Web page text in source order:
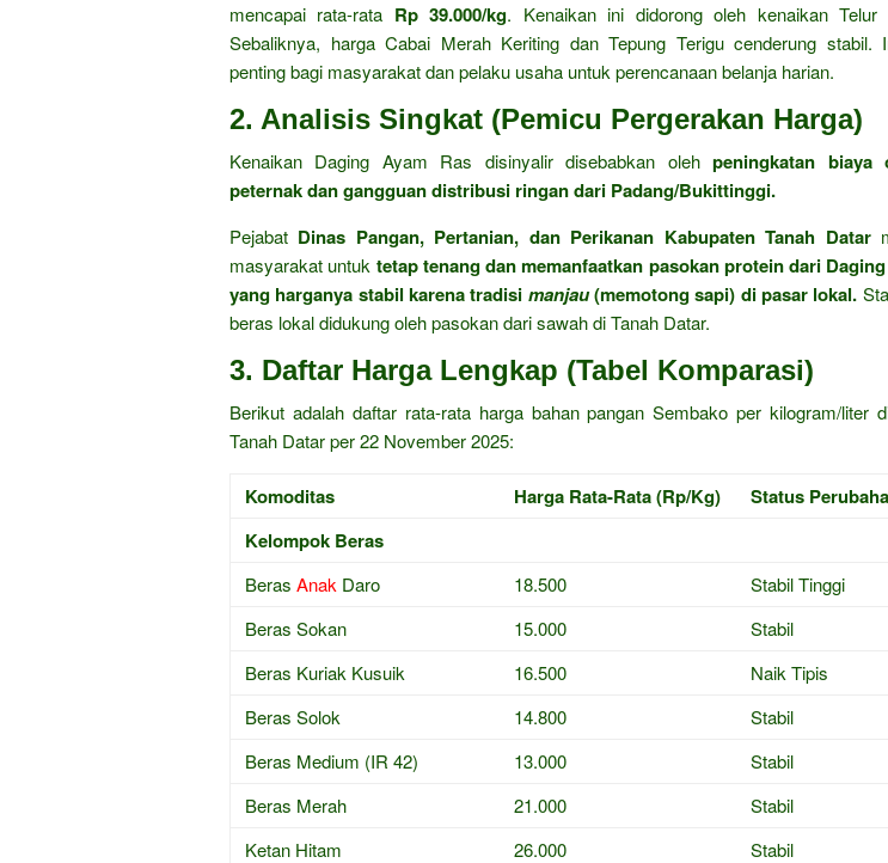
mencapai rata-rata Rp 39.000/kg. Kenaikan ini didorong oleh kenaikan Telur
Sebaliknya, harga Cabai Merah Keriting dan Tepung Terigu cenderung stabil.
penting bagi masyarakat dan pelaku usaha untuk perencanaan belanja harian.
2. Analisis Singkat (Pemicu Pergerakan Harga)
Kenaikan Daging Ayam Ras disinyalir disebabkan olehpeningkatan biaya
peternak dan gangguan distribusi ringan dari Padang/Bukittinggi.
Pejabat Dinas Pangan, Pertanian, dan Perikanan Kabupaten Tanah Datar
masyarakat untuk tetap tenang dan memanfaatkan pasokan protein dari
yang harganya stabil karena tradisi manjau(memotong sapi) di pasar lokal.
beras lokal didukung oleh pasokan dari sawah di Tanah Datar.
3. Daftar Harga Lengkap (Tabel Komparasi)
Berikut adalah daftar rata-rata harga bahan pangan Sembako per kilogram/liter
Tanah Datar per 22 November 2025:
Komoditas Harga Rata-Rata (Rp/Kg)
Status
Kelompok Beras
Beras Anak Daro 18.500
Stabil Tinggi
Beras Sokan
15.000
Stabil
Beras Kuriak Kusuik
16.500
Naik Tipis
Beras Solok
14.800
Stabil
Beras Medium (IR 42)
13.000
Stabil
Beras Merah
21.000
Stabil
Ketan Hitam
26.000 Stabil